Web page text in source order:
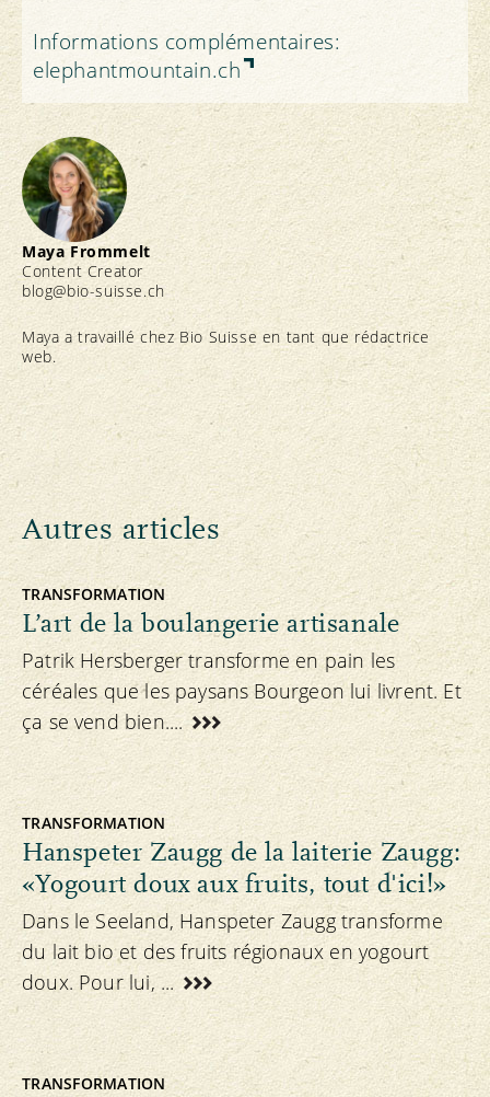
Informations complémentaires:
elephantmountain.ch
Maya Frommelt
Content Creator
blog@bio-suisse.ch
Maya a travaillé chez Bio Suisse en tant que rédactrice
web.
Autres articles
TRANSFORMATION
L’art de la boulangerie artisanale
Patrik Hersberger transforme en pain les
céréales que les paysans Bourgeon lui livrent. Et
ça se vend bien....
TRANSFORMATION
Hanspeter Zaugg de la laiterie Zaugg:
«Yogourt doux aux fruits, tout d'ici!»
Dans le Seeland, Hanspeter Zaugg transforme
du lait bio et des fruits régionaux en yogourt
doux. Pour lui, ...
TRANSFORMATION